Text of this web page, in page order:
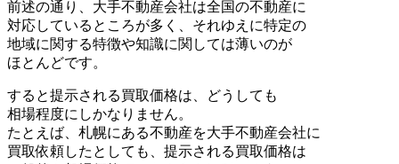
前述の通り、大手不動産会社は全国の不動産に
対応しているところが多く、それゆえに特定の
地域に関する特徴や知識に関しては薄いのが
ほとんどです。
すると提示される買取価格は、どうしても
相場程度にしかなりません。
たとえば、札幌にある不動産を大手不動産会社に
買取依頼したとしても、提示される買取価格は